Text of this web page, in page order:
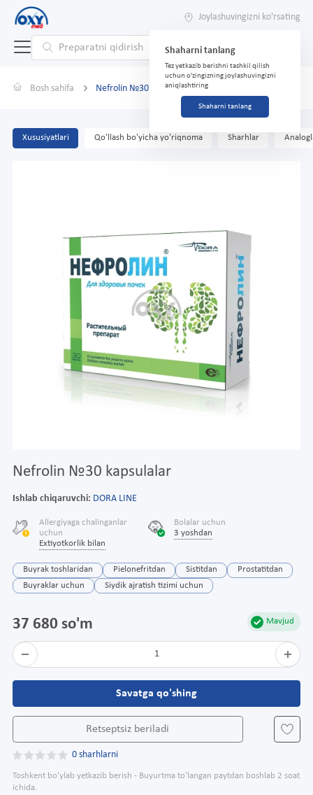
Joylashuvingizni ko'rsating
Shaharni tanlang
Tez yetkazib berishni tashkil qilish
uchun o'zingizning joylashuvingizni
aniqlashtiring
Shaharni tanlang
Bosh sahifa Nefrolin №30 kapsulalar
Xususiyatlari Qo'llash bo'yicha yo'riqnoma Sharhlar
Nefrolin №30 kapsulalar
Ishlab chiqaruvchi: DORA LINE
Allergiyaga chalinganlar
uchun
Extiyotkorlik bilan
Bolalar uchun
3 yoshdan
Buyrak toshlaridan Pielonefritdan Sistitdan
Prostatitdan
Buyraklar uchun
Siydik ajratish tizimi uchun
Mavjud
37 680 so'm
1
Savatga qo'shing
Retseptsiz beriladi
0 sharhlarni
Toshkent bo'ylab yetkazib berish - Buyurtma to'langan paytdan boshlab 2 soat
ichida.